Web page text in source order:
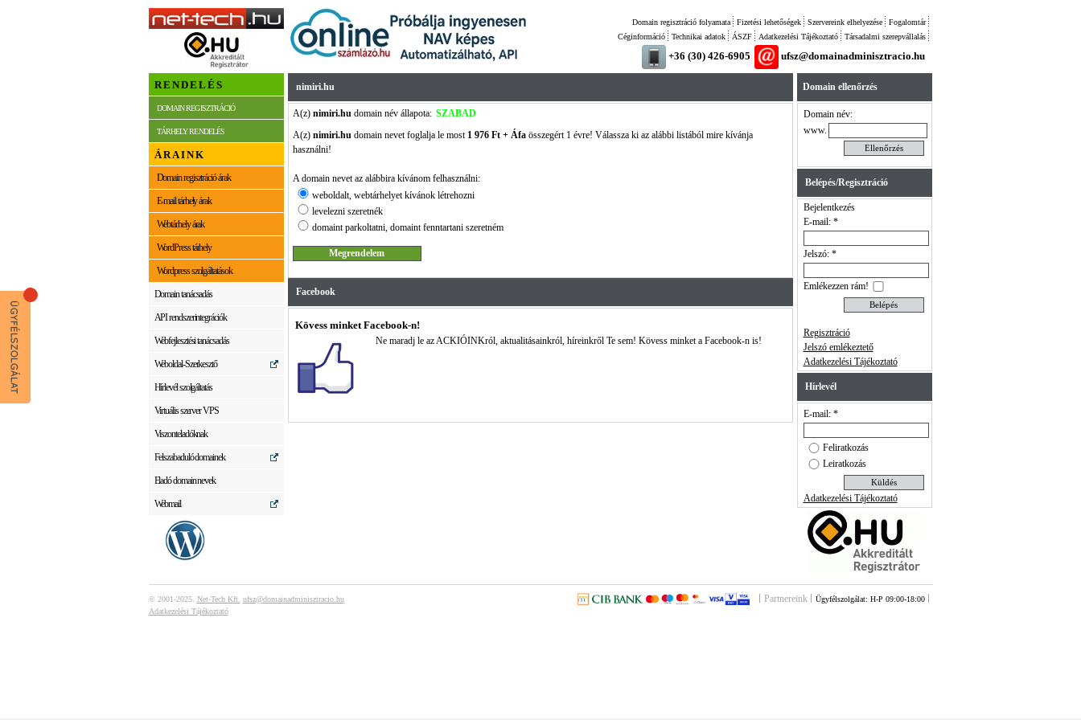
Fogalomtár
Szervereink elhelyezése
Fizetési lehetőségek
Domain regisztráció folyamata
Társadalmi szerepvállalás
Adatkezelési Tájékoztató
ÁSZF
Technikai adatok
Céginformáció
+36 (30) 426-6905 ufsz@domainadminisztracio.hu
RENDELÉS
DOMAIN REGISZTRÁCIÓ
TÁRHELY RENDELÉS
ÁRAINK
Domain regisztráció árak
E-mail tárhely árak
Webtárhely árak
WordPress tárhely
Wordpress szolgáltatások
Domain tanácsadás
API rendszerintegrációk
Webfejlesztési tanácsadás
Weboldal-Szerkesztő
Hírlevél szolgáltatás
Virtuális szerver VPS
Viszonteladóknak
Felszabaduló domainek
Eladó domain nevek
Webmail
nimiri.hu
A(z) nimiri.hudomain név állapota: SZABAD
A(z) nimiri.hudomain nevet foglalja le most 1 976 Ft + Áfaösszegért 1 évre! Válassza ki az alábbi listából mire kívánja
használni!
A domain nevet az alábbira kívánom felhasználni:
weboldalt, webtárhelyet kívánok létrehozni
levelezni szeretnék
domaint parkoltatni, domaint fenntartani szeretném
Facebook
Kövess minket Facebook-n!
Ne maradj le az ACKIÓINKról, aktualitásainkról, híreinkről Te sem! Kövess minket a Facebook-n is!
Domain ellenőrzés
Domain név:
www.
Belépés/Regisztráció
Bejelentkezés
E-mail: *
Jelszó: *
Emlékezzen rám!
Regisztráció
Jelszó emlékeztető
Adatkezelési Tájékoztató
Hírlevél
E-mail: *
Feliratkozás
Leiratkozás
Adatkezelési Tájékoztató
© 2001-2025. Net-Tech Kft. ufsz@domainadminisztracio.hu
Adatkezelési Tájékoztató
Partnereink Ügyfélszolgálat: H-P 09:00-18:00